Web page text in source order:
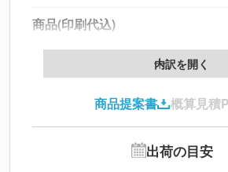
商品(印刷代込)
データ配置料
印刷代
北海道・沖縄・離島 別途
内訳を開く
商品提案書 概算見積
出荷の目安